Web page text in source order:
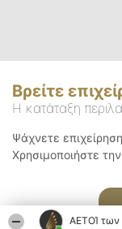
ΑΕΤΟΊ
Βρείτε
Η κατάταξη
Ψάχνετε
Χρησιμοποιήστε